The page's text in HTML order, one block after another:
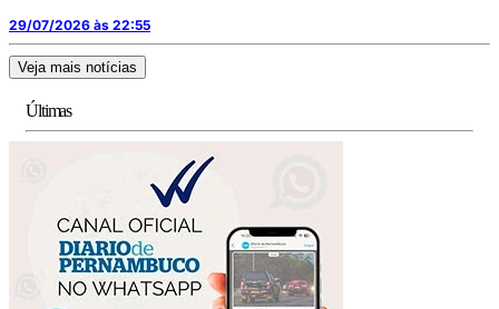
29/07/2026 às 22:55
Veja mais notícias
Últimas